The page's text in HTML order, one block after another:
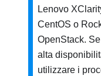
Lenovo
CentOS o
OpenStack.
alta
utilizzare i